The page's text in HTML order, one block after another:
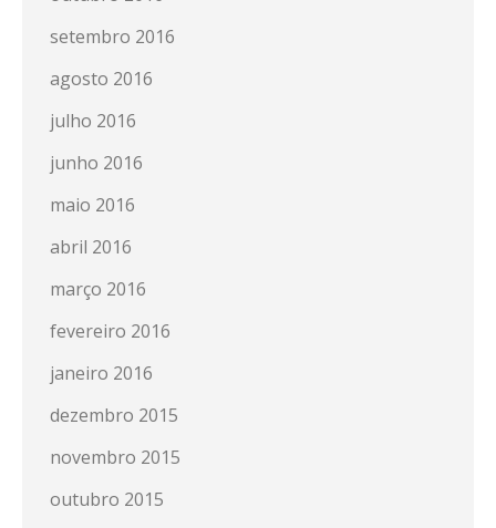
setembro 2016
agosto 2016
julho 2016
junho 2016
maio 2016
abril 2016
março 2016
fevereiro 2016
janeiro 2016
dezembro 2015
novembro 2015
outubro 2015